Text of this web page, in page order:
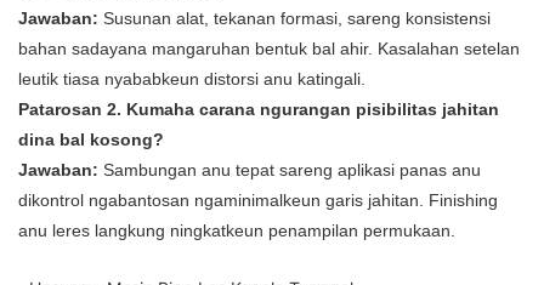
Jawaban: Susunan alat, tekanan formasi, sareng konsistensi
bahan sadayana mangaruhan bentuk bal ahir. Kasalahan setelan
leutik tiasa nyababkeun distorsi anu katingali.
Patarosan 2. Kumaha carana ngurangan pisibilitas jahitan
dina bal kosong?
Jawaban: Sambungan anu tepat sareng aplikasi panas anu
dikontrol ngabantosan ngaminimalkeun garis jahitan. Finishing
anu leres langkung ningkatkeun penampilan permukaan.